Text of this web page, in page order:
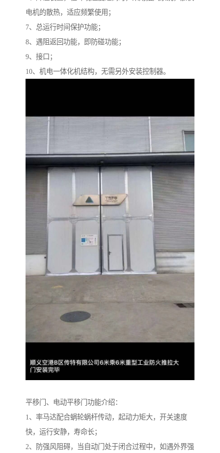
电机的散热，适应频繁使用；
7、总运行时间保护功能；
8、遇阻返回功能，即防碰功能；
9、接口；
10、机电一体化机结构，无需另外安装控制器。
平移门、电动平移门功能介绍：
1、率马达配合蜗轮蜗杆传动，起动力矩大，开关速度
快，运行安静，寿命长；
2、防强风阻碍，当自动门处于闭合过程中，如遇外界强